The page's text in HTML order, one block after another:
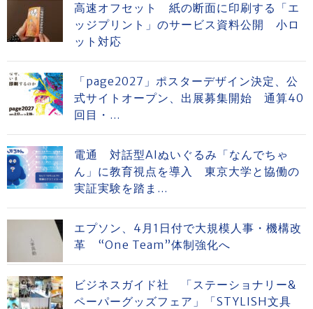
高速オフセット 紙の断面に印刷する「エ
ッジプリント」のサービス資料公開 小ロ
ット対応
「page2027」ポスターデザイン決定、公
式サイトオープン、出展募集開始 通算40
回目・...
電通 対話型AIぬいぐるみ「なんでちゃ
ん」に教育視点を導入 東京大学と協働の
実証実験を踏ま...
エプソン、4月1日付で大規模人事・機構改
革 “One Team”体制強化へ
ビジネスガイド社 「ステーショナリー&
ペーパーグッズフェア」「STYLISH文具